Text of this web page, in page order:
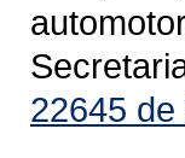
22645